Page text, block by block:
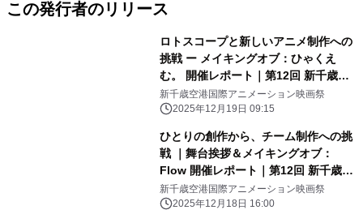
この発行者のリリース
ロトスコープと新しいアニメ制作への
挑戦 ー メイキングオブ：ひゃくえ
む。 開催レポート｜第12回 新千歳空
港国際アニメーション映画祭
新千歳空港国際アニメーション映画祭
2025年12月19日 09:15
ひとりの創作から、チーム制作への挑
戦 ｜舞台挨拶＆メイキングオブ：
Flow ​​開催レポート｜第12回 新千歳空
港国際アニメーション映画祭
新千歳空港国際アニメーション映画祭
2025年12月18日 16:00